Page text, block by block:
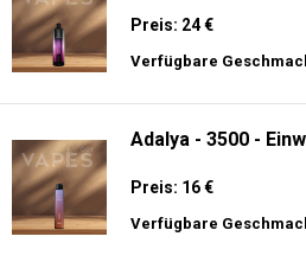
Preis: 24 €
Verfügbare
Adalya - 3500 -
Preis: 16 €
Verfügbare